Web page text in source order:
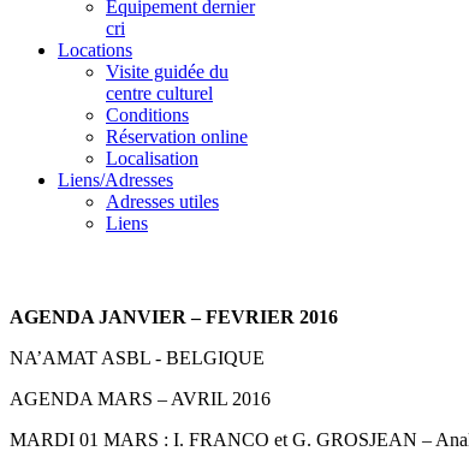
Équipement dernier
cri
Locations
Visite guidée du
centre culturel
Conditions
Réservation online
Localisation
Liens/Adresses
Adresses utiles
Liens
AGENDA JANVIER – FEVRIER 2016
NA’AMAT ASBL - BELGIQUE
AGENDA MARS – AVRIL 2016
MARDI 01 MARS : I. FRANCO et G. GROSJEAN –